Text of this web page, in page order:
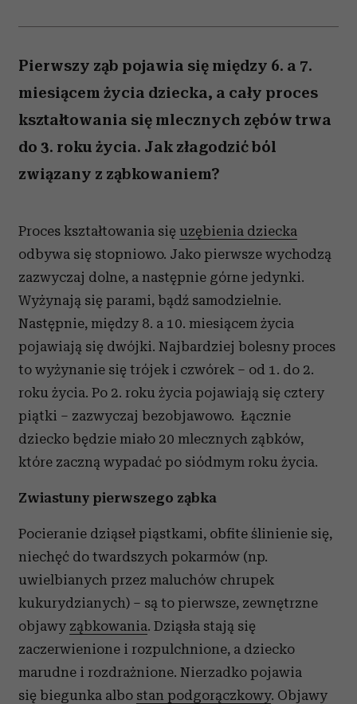
Pierwszy ząb pojawia się między 6. a 7.
miesiącem życia dziecka, a cały proces
kształtowania się mlecznych zębów trwa
do 3. roku życia. Jak złagodzić ból
związany z ząbkowaniem?
Proces kształtowania się uzębienia dziecka
odbywa się stopniowo. Jako pierwsze wychodzą
zazwyczaj dolne, a następnie górne jedynki.
Wyżynają się parami, bądź samodzielnie.
Następnie, między 8. a 10. miesiącem życia
pojawiają się dwójki. Najbardziej bolesny proces
to wyżynanie się trójek i czwórek – od 1. do 2.
roku życia. Po 2. roku życia pojawiają się cztery
piątki – zazwyczaj bezobjawowo. Łącznie
dziecko będzie miało 20 mlecznych ząbków,
które zaczną wypadać po siódmym roku życia.
Zwiastuny pierwszego ząbka
Pocieranie dziąseł piąstkami, obfite ślinienie się,
niechęć do twardszych pokarmów (np.
uwielbianych przez maluchów chrupek
kukurydzianych) – są to pierwsze, zewnętrzne
objawy ząbkowania. Dziąsła stają się
zaczerwienione i rozpulchnione, a dziecko
marudne i rozdrażnione. Nierzadko pojawia
się biegunka albo stan podgorączkowy. Objawy